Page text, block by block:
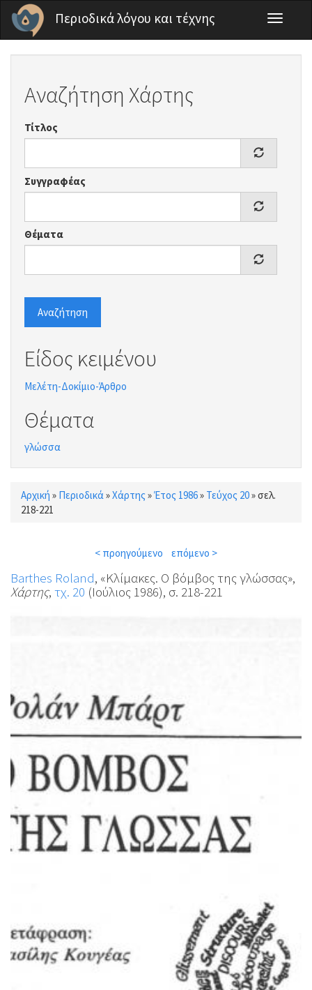
Παράκαμψη προς το κυρίως περιεχόμενο
Περιοδικά λόγου και τέχνης
Toggle
Αναζήτηση Χάρτης
Τίτλος
Συγγραφέας
Θέματα
Αναζήτηση
Είδος κειμένου
Μελέτη-Δοκίμιο-Άρθρο
Θέματα
γλώσσα
Είστε εδώ
Αρχική » Περιοδικά»Χάρτης »Έτος 1986» Τεύχος 20»σελ.
218-221
< προηγούμενο επόμενο >
Barthes Roland, «Κλίμακες. Ο βόμβος της γλώσσας»,
Χάρτης, τχ. 20 (Ιούλιος 1986), σ. 218-221